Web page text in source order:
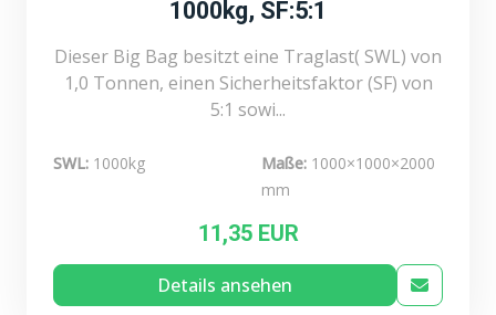
1000kg, SF:5:1
Dieser Big Bag besitzt eine Traglast( SWL) von
1,0 Tonnen, einen Sicherheitsfaktor (SF) von
5:1 sowi...
SWL: 1000kg Maße: 1000×1000×2000
mm
11,35 EUR
Details ansehen